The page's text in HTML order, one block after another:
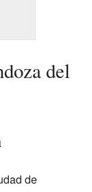
del
de